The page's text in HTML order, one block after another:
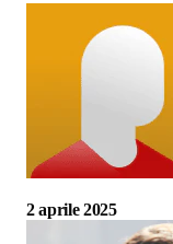
2 aprile 2025